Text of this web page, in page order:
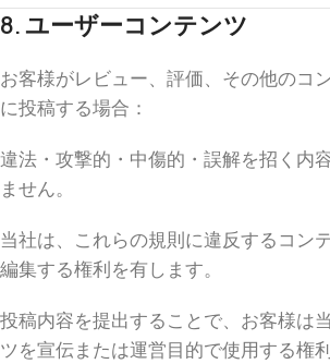
8. ユーザーコンテンツ
お客様がレビュー、評価、その他のコ
に投稿する場合：
違法・攻撃的・中傷的・誤解を招く内
ません。
当社は、これらの規則に違反するコン
編集する権利を有します。
投稿内容を提出することで、お客様は
ツを宣伝または運営目的で使用する権